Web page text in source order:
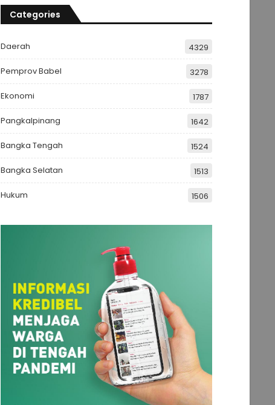
Categories
Daerah 4329
Pemprov Babel 3278
Ekonomi 1787
Pangkalpinang 1642
Bangka Tengah 1524
Bangka Selatan 1513
Hukum 1506